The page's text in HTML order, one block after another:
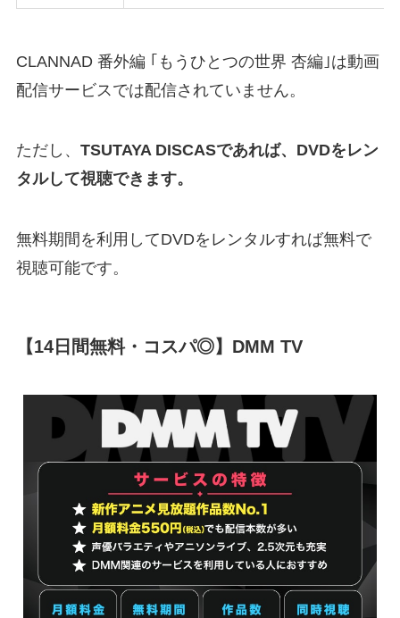
CLANNAD 番外編 ｢もうひとつの世界 杏編｣は動画
配信サービスでは配信されていません。
ただし、 TSUTAYA DISCASであれば、DVDをレン
タルして視聴できます。
無料期間を利用してDVDをレンタルすれば無料で
視聴可能です。
【14日間無料・コスパ◎】DMM TV